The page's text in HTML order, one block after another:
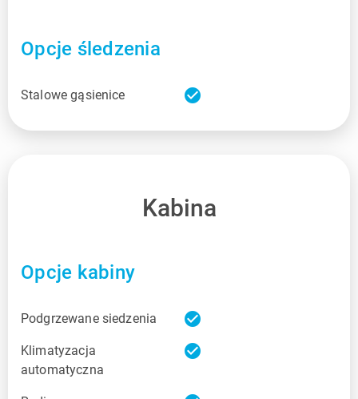
Opcje śledzenia
Stalowe gąsienice check_circle
Kabina
Opcje kabiny
Podgrzewane siedzenia check_circle
Klimatyzacja
automatyczna
check_circle